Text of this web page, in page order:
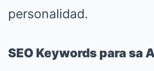
personalidad.
SEO Keywords para sa